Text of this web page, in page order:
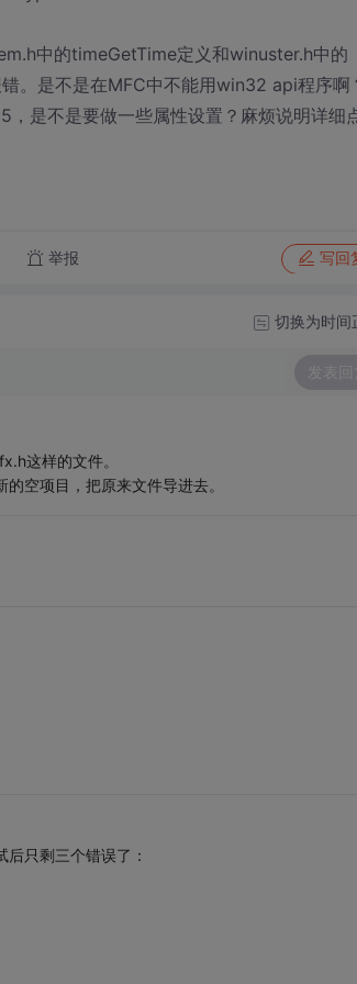
中的timeGetTime定义和winuster.h中的
。是不是在MFC中不能用win32 api程序啊
是不是要做一些属性设置？麻烦说明详细点
举报 写回
切换为时间
发表回
这样的文件。
空项目，把原来文件导进去。
只剩三个错误了：